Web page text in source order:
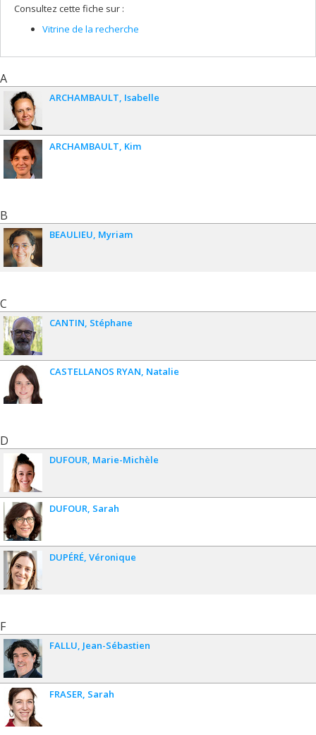
Consultez cette fiche sur :
Vitrine de la recherche
A
ARCHAMBAULT Isabelle
ARCHAMBAULT Kim
B
BEAULIEU Myriam
C
CANTIN Stéphane
CASTELLANOS RYAN Natalie
D
DUFOUR Marie-Michèle
DUFOUR Sarah
DUPÉRÉ Véronique
F
FALLU Jean-Sébastien
FRASER Sarah